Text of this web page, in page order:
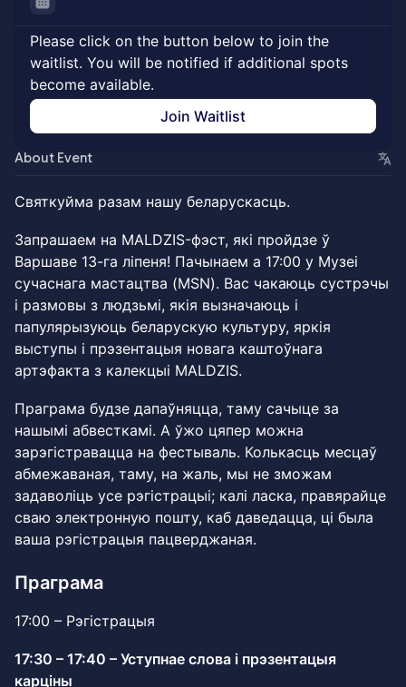
Please click on the button below to join the
waitlist. You will be notified if additional spots
become available.
Join Waitlist
About Event
Святкуйма разам нашу беларускасць.
Запрашаем на MALDZIS-фэст, які пройдзе ў
Варшаве 13-га ліпеня! Пачынаем а 17:00 у Музеі
сучаснага мастацтва (MSN). Вас чакаюць сустрэчы
і размовы з людзьмі, якія вызначаюць і
папулярызуюць беларускую культуру, яркія
выступы і прэзентацыя новага каштоўнага
артэфакта з калекцыі MALDZIS.
Праграма будзе дапаўняцца, таму сачыце за
нашымі абвесткамі. А ўжо цяпер можна
зарэгістравацца на фестываль. Колькасць месцаў
абмежаваная, таму, на жаль, мы не зможам
задаволіць усе рэгістрацыі; калі ласка, правярайце
сваю электронную пошту, каб даведацца, ці была
ваша рэгістрацыя пацверджаная.
Праграма
17:00 – Рэгістрацыя
17:30 – 17:40 – Уступнае слова і прэзентацыя
карціны